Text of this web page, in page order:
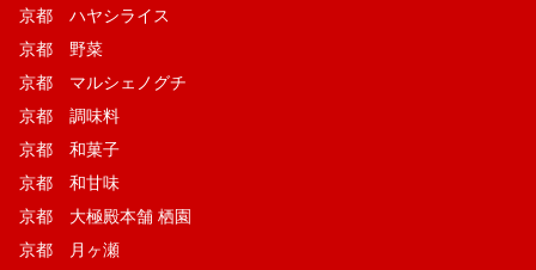
京都 ハヤシライス
京都 野菜
京都 マルシェノグチ
京都 調味料
京都 和菓子
京都 和甘味
京都 大極殿本舗 栖園
京都 月ヶ瀬